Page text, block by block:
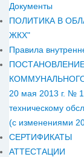
Документы
ПОЛИТИКА В
ЖКХ"
Правила
20 мая 2013 г. №
техническому
(с изменениями
СЕРТИФИКАТЫ
АТТЕСТАЦИИ